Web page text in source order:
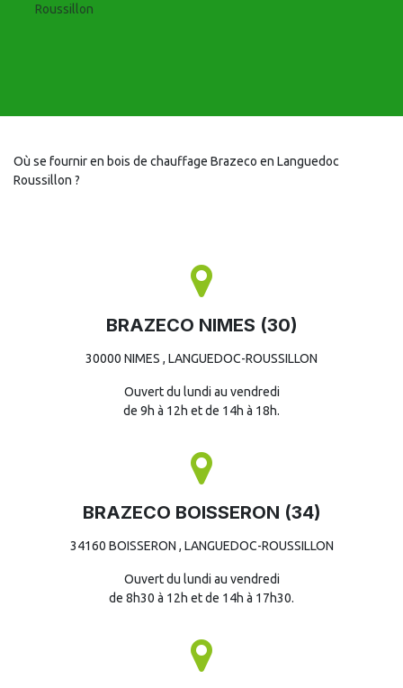
Roussillon
Où se fournir en bois de chauffage Brazeco en Languedoc
Roussillon ?
BRAZECO NIMES (30)
30000 NIMES , LANGUEDOC-ROUSSILLON
Ouvert du lundi au vendredi
de 9h à 12h et de 14h à 18h.
BRAZECO BOISSERON (34)
34160 BOISSERON , LANGUEDOC-ROUSSILLON
Ouvert du lundi au vendredi
de 8h30 à 12h et de 14h à 17h30.